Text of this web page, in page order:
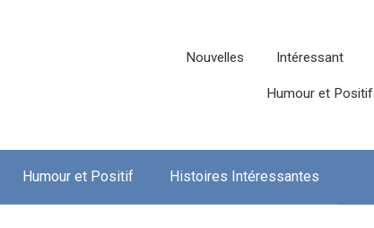
Nouvelles Intéressant
Humour et Positif
Humour et Positif Histoires Intéressantes